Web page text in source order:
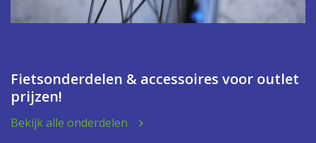
Fietsonderdelen & accessoires voor outlet
prijzen!
Bekijk alle onderdelen